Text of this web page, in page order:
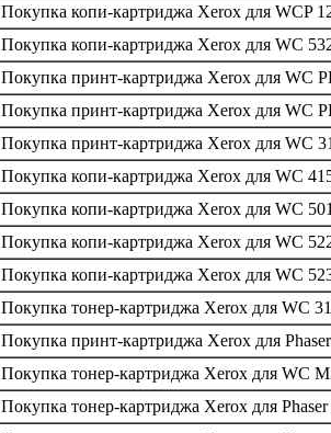
Покупка копи-картриджа Xerox для WCP
Покупка копи-картриджа Xerox для WC
Покупка принт-картриджа Xerox для WC
Покупка принт-картриджа Xerox для WC
Покупка принт-картриджа Xerox для WC
Покупка копи-картриджа Xerox для WC
Покупка копи-картриджа Xerox для WC
Покупка копи-картриджа Xerox для WC
Покупка копи-картриджа Xerox для WC
Покупка тонер-картриджа Xerox для WC
Покупка принт-картриджа Xeroх для
Покупка тонер-картриджа Xerox для WC
Покупка тонер-картриджа Xerox для